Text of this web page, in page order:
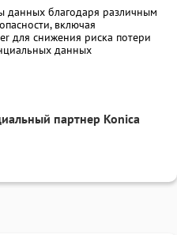
данных благодаря различным
включая
для снижения риска потери
данных
партнер Konica